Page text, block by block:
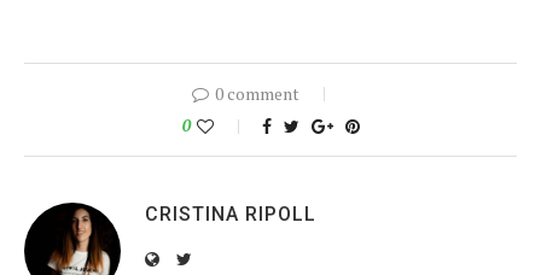
0 comment
0
CRISTINA RIPOLL